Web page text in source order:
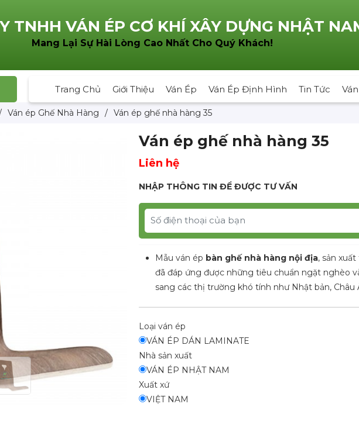
TNHH VÁN ÉP CƠ KHÍ XÂY DỰNG NHẬT
Mang Lại Sự Hài Lòng Cao Nhất Cho Quý Khách!
Trang Chủ Giới Thiệu Ván Ép Ván Ép Định Hình Tin Tức
Ván ép Ghế Nhà Hàng / Ván ép ghế nhà hàng 35
Ván ép ghế nhà hàng 35
Liên hệ
NHẬP THÔNG TIN ĐỂ ĐƯỢC TƯ VẤN
Mẫu ván ép bàn ghế nhà hàng nội địa, sản
đã đáp ứng được những tiêu chuẩn ngặt nghèo
sang các thị trường khó tính như Nhật bản, Châu
Loại ván ép
VÁN ÉP DÁN LAMINATE
Nhà sản xuất
VÁN ÉP NHẬT NAM
Xuất xứ
VIỆT NAM